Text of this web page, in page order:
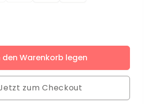
den Warenkorb legen
zum Checkout